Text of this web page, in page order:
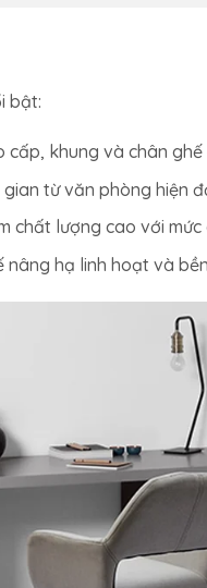
bật:
khung và chân
từ văn phòng hiện
lượng cao với
hạ linh hoạt và